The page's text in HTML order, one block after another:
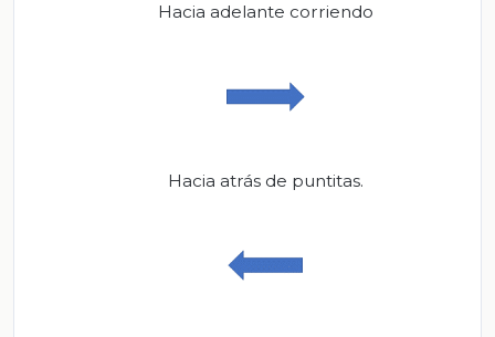
Hacia adelante corriendo
Hacia atrás de puntitas.